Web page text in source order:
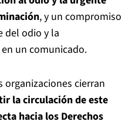
, y un compromiso
del odio y la
un comunicado.
organizaciones cierran
la circulación de este
hacia los Derechos